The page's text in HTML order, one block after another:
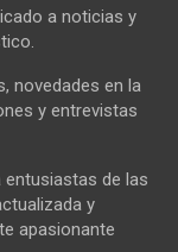
a noticias y
novedades en la
y entrevistas
de las
y
apasionante